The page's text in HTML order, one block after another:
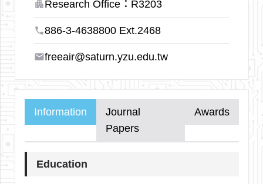
apartmentResearch Office：R3203
phone886-3-4638800 Ext.2468
emailfreeair@saturn.yzu.edu.tw
Information
Journal
Papers
Awards
Education